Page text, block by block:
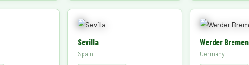
Sevilla
Spain
Werder Bremen
Germany